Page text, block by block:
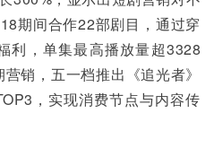
期间合作22部剧目，通过穿
利，单集最高播放量超3328
销，五一档推出《追光者》
，实现消费节点与内容传